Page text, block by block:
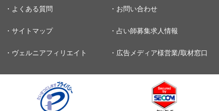
・よくある質問 ・お問い合わせ
・サイトマップ ・占い師募集求人情報
・ヴェルニアフィリエイト ・広告メディア様営業/取材窓口